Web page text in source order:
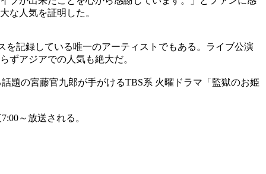
な人気を証明した。
を記録している唯一のアーティストでもある。ライブ公演
ずアジアでの人気も絶大だ。
題の宮藤官九郎が手がけるTBS系 火曜ドラマ「監獄のお姫
～放送される。